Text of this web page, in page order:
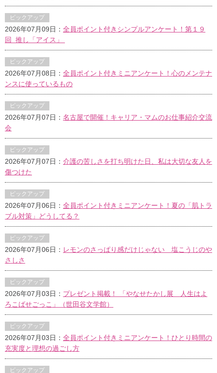
ピックアップ
2026年07月09日： 全員ポイント付きシンプルアンケート！第１９
回 推し「アイス」
ピックアップ
2026年07月08日： 全員ポイント付きミニアンケート！心のメンテナ
ンスに使っているもの
ピックアップ
2026年07月07日： 名古屋で開催！キャリア・マムのお仕事紹介交流
会
ピックアップ
2026年07月07日： 介護の苦しさを打ち明けた日、私は大切な友人を
傷つけた
ピックアップ
2026年07月06日： 全員ポイント付きミニアンケート！夏の「肌トラ
ブル対策」どうしてる？
ピックアップ
2026年07月06日： レモンのさっぱり感だけじゃない 塩こうじのや
さしさ
ピックアップ
2026年07月03日： プレゼント掲載！ 「やなせたかし展 人生はよ
ろこばせごっこ」（世田谷文学館）
ピックアップ
2026年07月03日： 全員ポイント付きミニアンケート！ひとり時間の
充実度と理想の過ごし方
ピックアップ